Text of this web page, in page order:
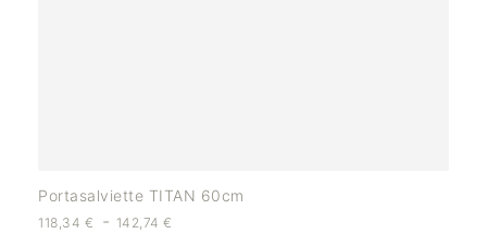
Portasalviette TITAN 60cm
118,34 € - 142,74€